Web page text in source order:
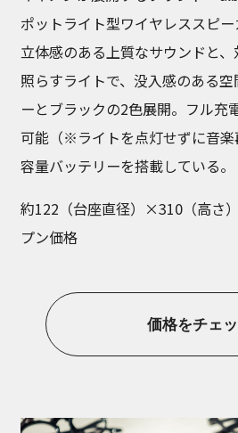
ポットライト型ワイヤレススピ
立体感のある上質なサウンドと
照らすライトで、没入感のある
ーとブラックの2色展開。フル充
可能（※ライトを点灯せずに音
容量バッテリーを搭載している。
約122（台座直径）×310（高さ
プン価格
価格をチェ